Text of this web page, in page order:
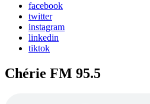
facebook
twitter
instagram
linkedin
tiktok
Chérie FM 95.5